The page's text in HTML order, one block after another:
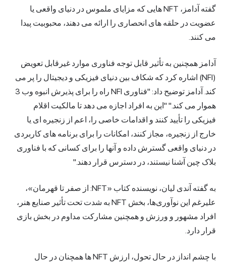
گفته آدامز، NFT هایی که مزایای ملموس در دنیای واقعی یا
عضویت در حلقه های انحصاری را ارائه می دهند، محبوبیت پیدا
می کنند.
آدامز همچنین به تأثیر قابل توجه فناوری موارد غیرقابل تعویض
(NFI) اشاره کرد که شکاف بین دنیای فیزیکی و دیجیتال را پر می
کند. آدامز توضیح داد: "فناوری NFI راه را برای پذیرش انبوه وب 3
هموار می کند." "این به افراد اجازه می دهد تا مالکیت اقلام
فیزیکی را تأیید کنند و اقدامات خاصی را، اعم از زنجیره ای یا
خارج از زنجیره، مجاز کنند، امکانات را برای برنامه های کاربردی
در دنیای واقعی گسترش داده و آنها را برای کسانی که با فناوری
بلاک چین آشنا نیستند، در دسترس قرار دهند."
به گفته آندی لیان، نویسنده کتاب «NFT: از صفر تا قهرمان»،
علیرغم این نوآوری‌ها، بخش NFT به شدت تحت تأثیر صنایع هنر،
افراد مشهور و ورزش و همچنین مشارکت مداوم در بخش بازی
قرار دارد.
با چشم انداز در حال تحول، ارزش NFT ها همچنان در حال